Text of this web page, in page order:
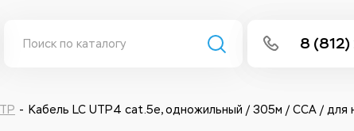
8 (812)
Кабель LC UTP4 cat.5e, одножильный / 305м / CCA / для